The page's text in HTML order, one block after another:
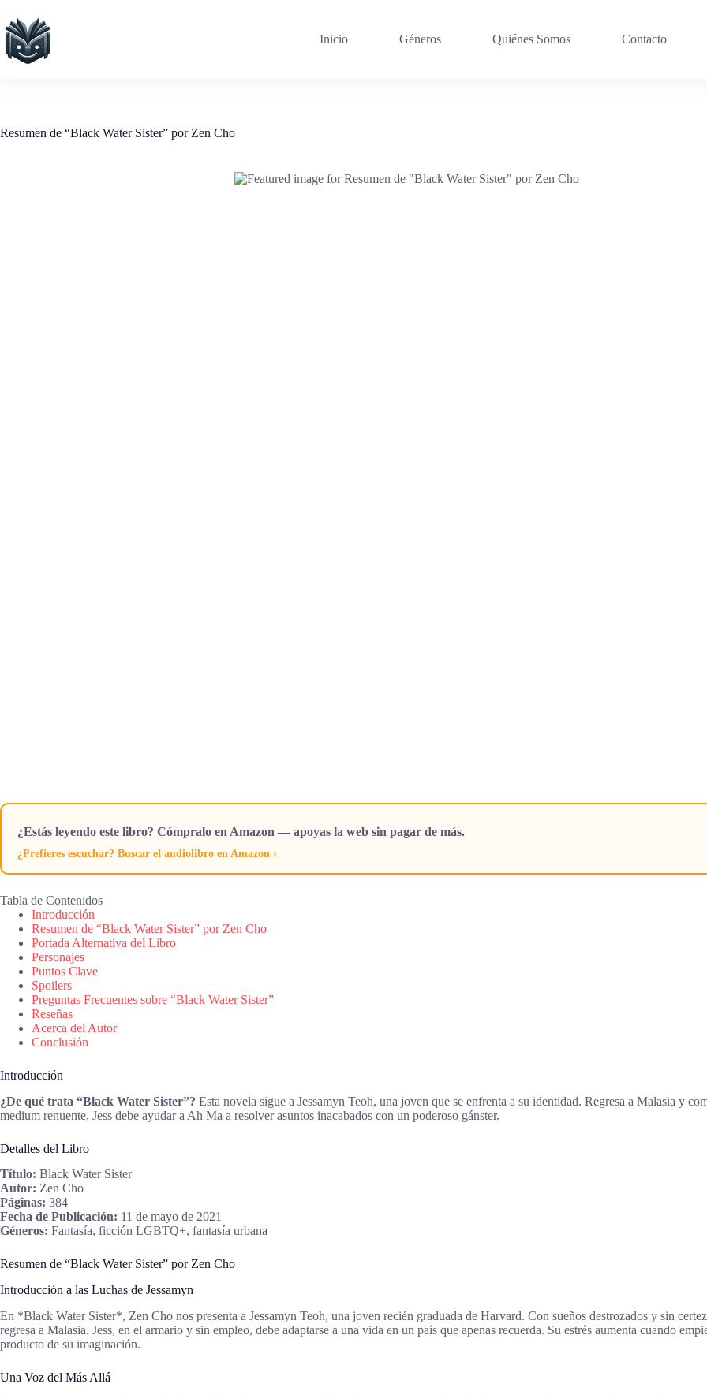
contenido
Inicio Géneros Quiénes Somos Contacto
Resumen de “Black Water Sister” por Zen Cho
¿Estás leyendo este libro? Cómpralo en Amazon — apoyas la web sin pagar de más.
¿Prefieres escuchar? Buscar el audiolibro en Amazon ›
Tabla de Contenidos
Introducción
Resumen de “Black Water Sister” por Zen Cho
Portada Alternativa del Libro
Personajes
Puntos Clave
Spoilers
Preguntas Frecuentes sobre “Black Water Sister”
Reseñas
Acerca del Autor
Conclusión
Introducción
¿De qué trata “Black Water Sister”? Esta novela sigue a Jessamyn Teoh, una joven que se enfrenta a su identidad. Regresa a Malasia y
medium renuente, Jess debe ayudar a Ah Ma a resolver asuntos inacabados con un poderoso gánster.
Detalles del Libro
Título: Black Water Sister
Autor: Zen Cho
Páginas: 384
Fecha de Publicación: 11 de mayo de 2021
Géneros: Fantasía, ficción LGBTQ+, fantasía urbana
Resumen de “Black Water Sister” por Zen Cho
Introducción a las Luchas de Jessamyn
En *Black Water Sister*, Zen Cho nos presenta a Jessamyn Teoh, una joven recién graduada de Harvard. Con sueños destrozados y sin
regresa a Malasia. Jess, en el armario y sin empleo, debe adaptarse a una vida en un país que apenas recuerda. Su estrés aumenta cuando
producto de su imaginación.
Una Voz del Más Allá